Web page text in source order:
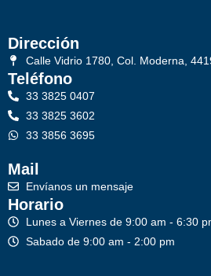
Dirección
Calle Vidrio 1780, Col. Moderna,
Teléfono
33 3825 0407
33 3825 3602
33 3856 3695
Mail
Envíanos un mensaje
Horario
Lunes a Viernes de 9:00 am - 6:30
Sabado de 9:00 am - 2:00 pm